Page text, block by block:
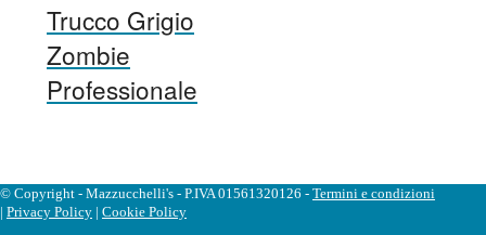
Trucco Grigio
Zombie
Professionale
© Copyright - Mazzucchelli's - P.IVA 01561320126 - Termini e condizioni
| Privacy Policy | Cookie Policy